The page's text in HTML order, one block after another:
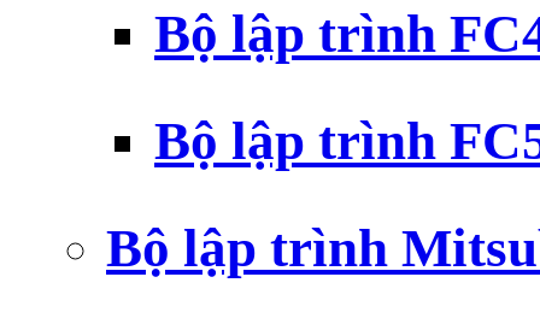
Bộ lập trình
Bộ lập trình
Bộ lập trình